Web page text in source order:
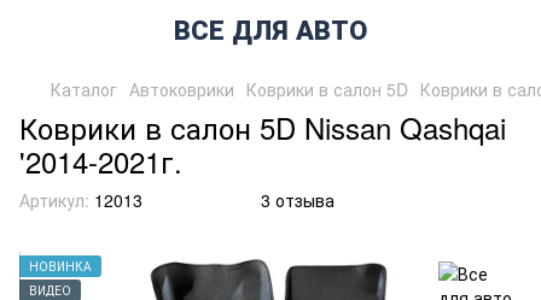
ВСЕ ДЛЯ АВТО
Каталог Автоковрики Коврики в салон 5D Коврики в
Коврики в салон 5D Nissan Qashqai
'2014-2021г.
Артикул: 12013 3 отзыва
НОВИНКА
ВИДЕО